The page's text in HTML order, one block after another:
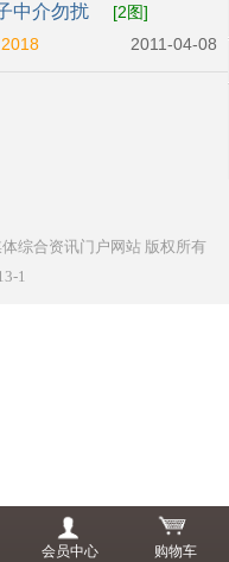
中介勿扰
[2图]
2018 2011-04-08
综合资讯门户网站版权所有
1
会员中心 购物车